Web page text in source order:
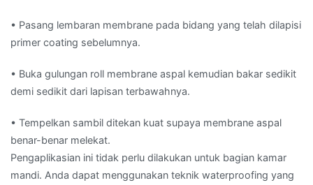
• Pasang lembaran membrane pada bidang yang telah dilapisi
primer coating sebelumnya.
• Buka gulungan roll membrane aspal kemudian bakar sedikit
demi sedikit dari lapisan terbawahnya.
• Tempelkan sambil ditekan kuat supaya membrane aspal
benar-benar melekat.
Pengaplikasian ini tidak perlu dilakukan untuk bagian kamar
mandi. Anda dapat menggunakan teknik waterproofing yang